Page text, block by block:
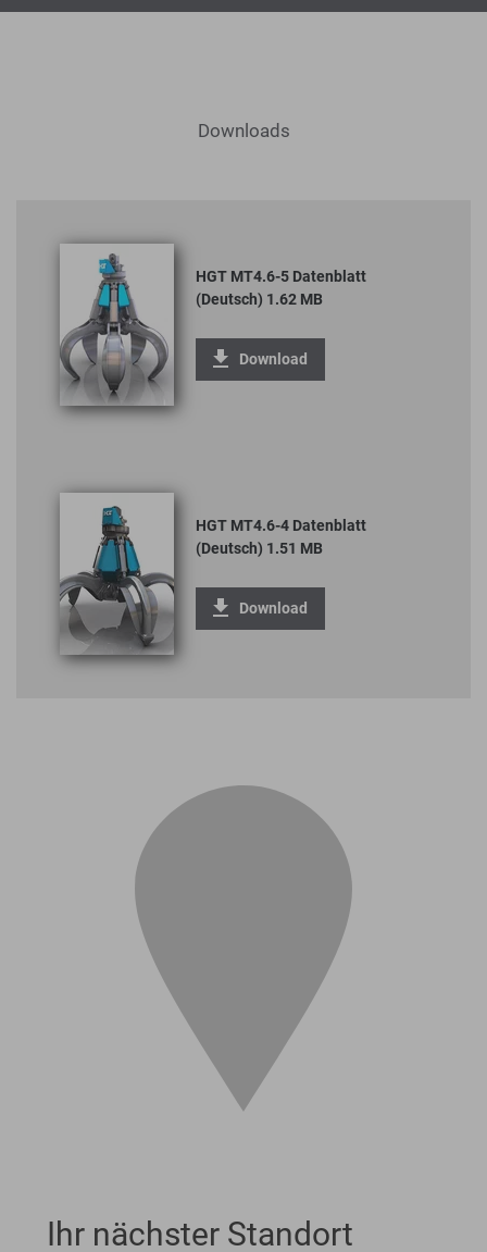
Downloads
HGT MT4.6-5 Datenblatt
(Deutsch) 1.62 MB
Download
HGT MT4.6-4 Datenblatt
(Deutsch) 1.51 MB
Download
Ihr nächster Standort